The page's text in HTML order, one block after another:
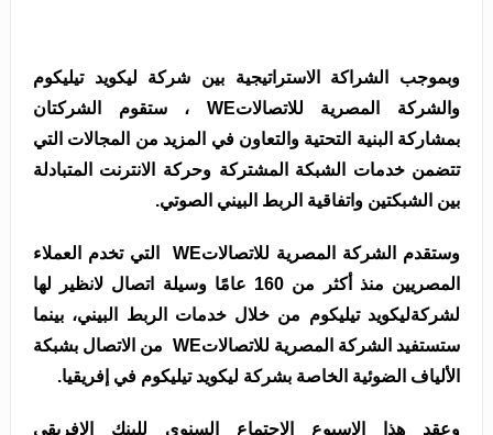
وبموجب الشراكة الاستراتيجية بين شركة ليكويد تيليكوم
والشركة المصرية للاتصالاتWE ، ستقوم الشركتان
بمشاركة البنية التحتية والتعاون في المزيد من المجالات التي
تتضمن خدمات الشبكة المشتركة وحركة الانترنت المتبادلة
بين الشبكتين واتفاقية الربط البيني الصوتي.
وستقدم الشركة المصرية للاتصالاتWE التي تخدم العملاء
المصريين منذ أكثر من 160 عامًا وسيلة اتصال لانظير لها
لشركةليكويد تيليكوم من خلال خدمات الربط البيني، بينما
ستستفيد الشركة المصرية للاتصالاتWE من الاتصال بشبكة
الألياف الضوئية الخاصة بشركة ليكويد تيليكوم في إفريقيا.
وعقد هذا الاسبوع الاجتماع السنوي للبنك الإفريقي